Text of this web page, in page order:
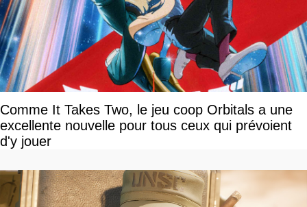
Comme It Takes Two, le jeu coop Orbitals a une
excellente nouvelle pour tous ceux qui prévoient
d'y jouer